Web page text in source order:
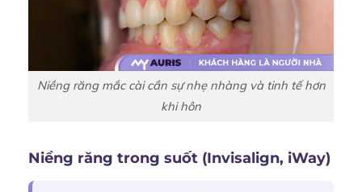
Niềng răng mắc cài cần sự nhẹ nhàng và tinh tế hơn
khi hôn
Niềng răng trong suốt (Invisalign, iWay)